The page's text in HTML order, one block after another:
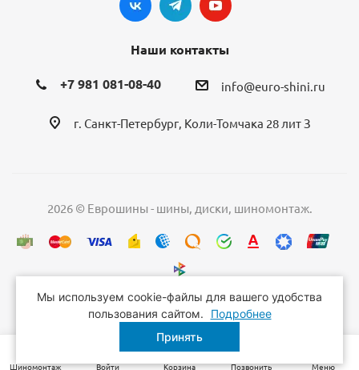
Наши контакты
+7 981 081-08-40 info@euro-shini.ru
г. Санкт-Петербург, Коли-Томчака 28 лит З
2026 © Еврошины - шины, диски, шиномонтаж.
Мы используем cookie-файлы для вашего удобства
пользования сайтом.
Подробнее
Принять
Шиномонтаж Войти Корзина Позвонить Меню